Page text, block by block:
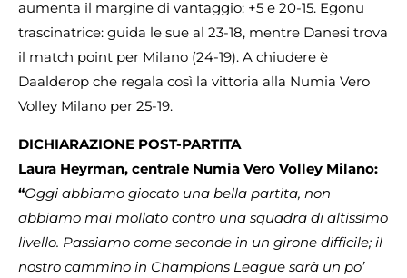
aumenta il margine di vantaggio: +5 e 20-15. Egonu
trascinatrice: guida le sue al 23-18, mentre Danesi trova
il match point per Milano (24-19). A chiudere è
Daalderop che regala così la vittoria alla Numia Vero
Volley Milano per 25-19.
DICHIARAZIONE POST-PARTITA
Laura Heyrman, centrale Numia Vero Volley Milano:
“Oggi abbiamo giocato una bella partita, non
abbiamo mai mollato contro una squadra di altissimo
livello. Passiamo come seconde in un girone difficile; il
nostro cammino in Champions League sarà un po’